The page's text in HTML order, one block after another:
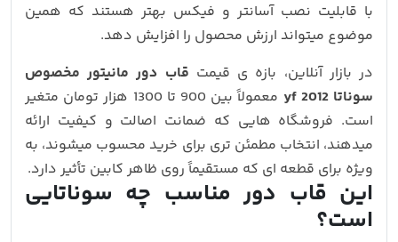
با قابلیت نصب آسانتر و فیکس بهتر هستند که همین
موضوع میتواند ارزش محصول را افزایش دهد.
در بازار آنلاین، بازه‌ ی قیمت قاب دور مانیتور مخصوص
سوناتا yf 2012
معمولاً بین 900 تا 1300 هزار تومان متغیر
است. فروشگاه‌ هایی که ضمانت اصالت و کیفیت ارائه
میدهند، انتخاب مطمئن‌ تری برای خرید محسوب میشوند، به‌
ویژه برای قطعه‌ ای که مستقیماً روی ظاهر کابین تأثیر دارد.
این قاب دور مناسب چه سوناتایی
است؟